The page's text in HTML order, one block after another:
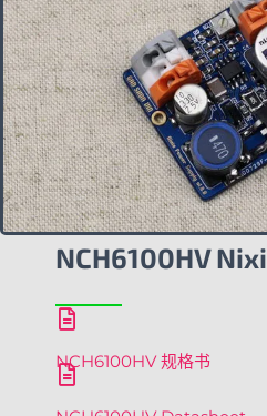
NCH6100HV
NCH6100HV 规格书